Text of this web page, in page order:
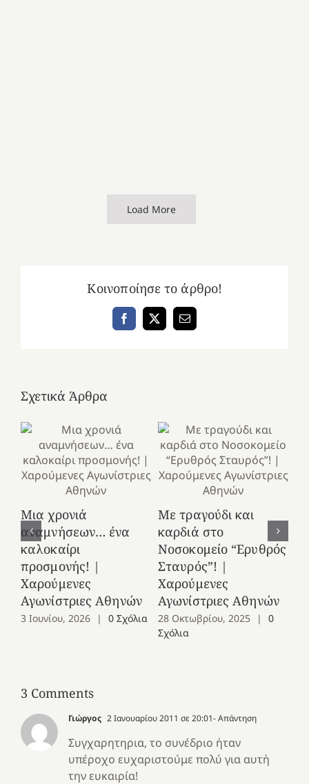
Load More
Κοινοποίησε το άρθρο!
Facebook
X Email
Σχετικά Άρθρα
Μια χρονιά
αναμνήσεων… ένα
καλοκαίρι
προσμονής! |
Χαρούμενες
Αγωνίστριες Αθηνών
3 Ιουνίου, 2026 | 0 Σχόλια
Με τραγούδι και
καρδιά στο
Νοσοκομείο “Ερυθρός
Σταυρός”! |
Χαρούμενες
Αγωνίστριες Αθηνών
28 Οκτωβρίου, 2025 |
0
Σχόλια
3 Comments
Γιώργος 2 Ιανουαρίου 2011 σε 20:01- Απάντηση
Συγχαρητηρια, το συνέδριο ήταν
υπέροχο ευχαριστούμε πολύ για αυτή
την ευκαιρία!